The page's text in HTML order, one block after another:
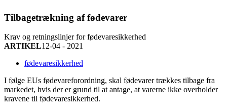
Tilbagetrækning af fødevarer
Krav og retningslinjer for fødevaresikkerhed
ARTIKEL12-04 - 2021
fødevaresikkerhed
I følge EUs fødevareforordning, skal fødevarer trækkes tilbage fra
markedet, hvis der er grund til at antage, at varerne ikke overholder
kravene til fødevaresikkerhed.